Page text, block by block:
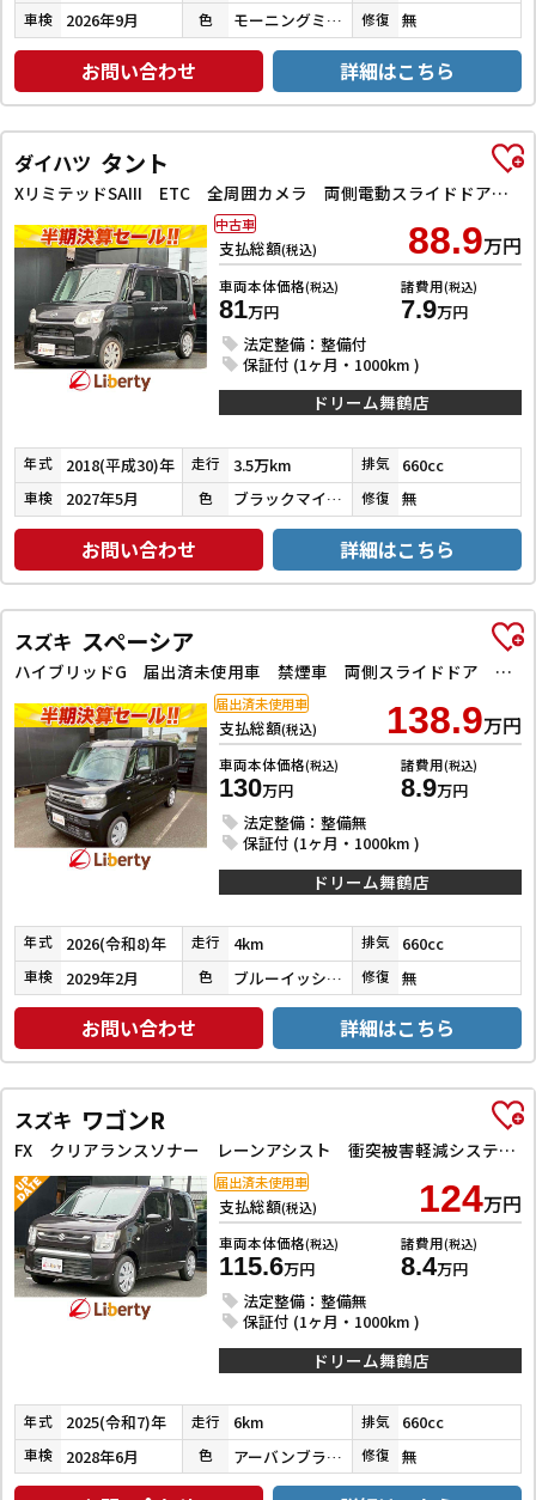
車検 2026年9月 色 モーニングミストブルーメタリック 修復 無
お問い合わせ 詳細はこちら
ダイハツ タント
XリミテッドSAIII ETC 全周囲カメラ 両側電動スライドドア ナビ クリアランスソナー 衝突被害軽減システム オートマチックハイビーム オートライト スマートキー アイドリングストップ シートヒーター ベンチシート
支払総額(税込) 88.9万円
車両本体価格(税込)
81万円
諸費用(税込)
7.9万円
法定整備：整備付
保証付 (1ヶ月・1000km )
中古車
ドリーム舞鶴店
年式 2018(平成30)年 走行 3.5万km 排気 660cc
車検 2027年5月 色 ブラックマイカメタリック 修復 無
お問い合わせ 詳細はこちら
スズキ スペーシア
ハイブリッドG 届出済未使用車 禁煙車 両側スライドドア クリアランスソナー 衝突被害軽減システム オートライト LEDヘッドランプ スマートキー アイドリングストップ 電動格納ミラー ベンチシート 盗難防止システム
支払総額(税込) 138.9万円
車両本体価格(税込)
130万円
諸費用(税込)
8.9万円
法定整備：整備無
保証付 (1ヶ月・1000km )
届出済未使用車
ドリーム舞鶴店
年式 2026(令和8)年 走行 4km 排気 660cc
車検 2029年2月 色 ブルーイッシュブラックパール３ 修復 無
お問い合わせ 詳細はこちら
スズキ ワゴンR
FX クリアランスソナー レーンアシスト 衝突被害軽減システム オートライト スマートキー 電動格納ミラー シートヒーター ベンチシート CVT 盗難防止システム ABS ESC 衝突安全ボディ エアコン
支払総額(税込) 124万円
車両本体価格(税込)
115.6万円
諸費用(税込)
8.4万円
法定整備：整備無
保証付 (1ヶ月・1000km )
届出済未使用車
ドリーム舞鶴店
年式 2025(令和7)年 走行 6km 排気 660cc
車検 2028年6月 色 アーバンブラウンパールメタリック 修復 無